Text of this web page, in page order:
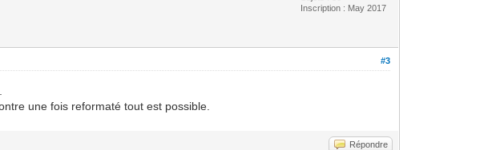
Inscription : May 2017
#3
une fois reformaté tout est possible.
Répondre